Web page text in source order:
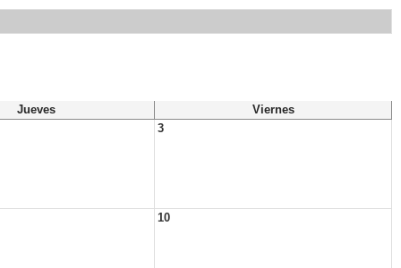
Jueves
Viernes
3
10